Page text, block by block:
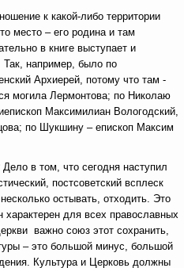
к какой-либо территории
место – его родина и там
в книге выступает и
Так, например, было по
Архиерей, потому что там -
могила Лермонтова; по Николаю
Максимилиан Вологодский,
по Шукшину – епископ Максим
в том, что сегодня наступил
постсоветский всплеск
остывать, отходить. Это
для всех православных
важно союз этот сохранить,
– это большой минус, большой
Культура и Церковь должны